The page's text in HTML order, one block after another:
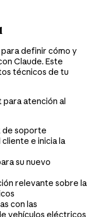
definir cómo y
Claude. Este
técnicos de tu
para atención al
de soporte
e inicia la
su nuevo
relevante sobre la
con las
vehículos eléctricos